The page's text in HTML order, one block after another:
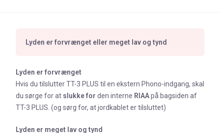
Lyden er forvrænget eller meget lav og tynd
Lyden er forvrænget
Hvis du tilslutter TT-3 PLUS til en ekstern Phono-indgang, skal
du sørge for at slukkefor den interne RIAApå bagsiden af
TT-3 PLUS. (og sørg for, at jordkablet er tilsluttet)
Lyden er meget lav og tynd